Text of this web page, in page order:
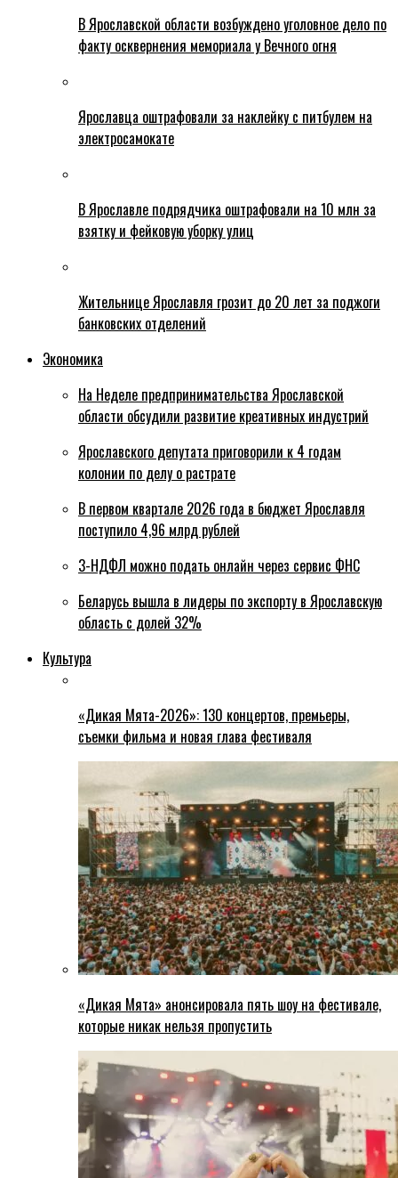
В Ярославской области возбуждено уголовное дело по
факту осквернения мемориала у Вечного огня
Ярославца оштрафовали за наклейку с питбулем на
электросамокате
В Ярославле подрядчика оштрафовали на 10 млн за
взятку и фейковую уборку улиц
Жительнице Ярославля грозит до 20 лет за поджоги
банковских отделений
Экономика
На Неделе предпринимательства Ярославской
области обсудили развитие креативных индустрий
Ярославского депутата приговорили к 4 годам
колонии по делу о растрате
В первом квартале 2026 года в бюджет Ярославля
поступило 4,96 млрд рублей
3-НДФЛ можно подать онлайн через сервис ФНС
Беларусь вышла в лидеры по экспорту в Ярославскую
область с долей 32%
Культура
«Дикая Мята-2026»: 130 концертов, премьеры,
съемки фильма и новая глава фестиваля
«Дикая Мята» анонсировала пять шоу на фестивале,
которые никак нельзя пропустить